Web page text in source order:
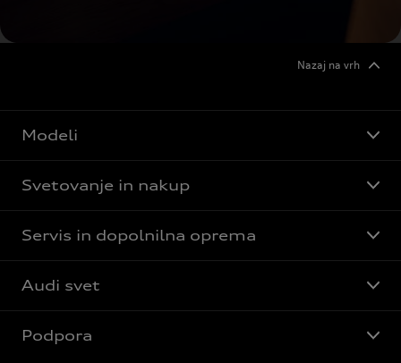
Nazaj na vrh
Modeli
Svetovanje in nakup
Servis in dopolnilna oprema
Audi svet
Podpora